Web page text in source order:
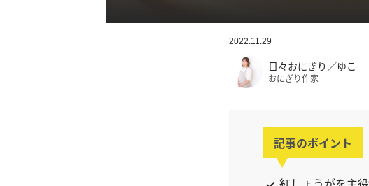
2022.11.29
日々おにぎり／ゆこ
おにぎり作家
記事のポイント